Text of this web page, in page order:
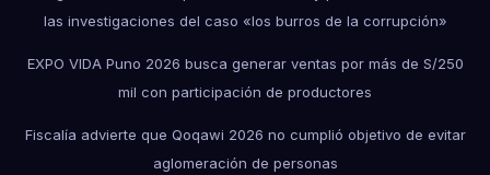
las investigaciones del caso «los burros de la corrupción»
EXPO VIDA Puno 2026 busca generar ventas por más de S/250
mil con participación de productores
Fiscalía advierte que Qoqawi 2026 no cumplió objetivo de evitar
aglomeración de personas